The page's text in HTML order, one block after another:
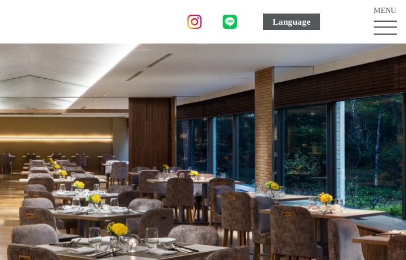
Language
MENU
ボ
タ